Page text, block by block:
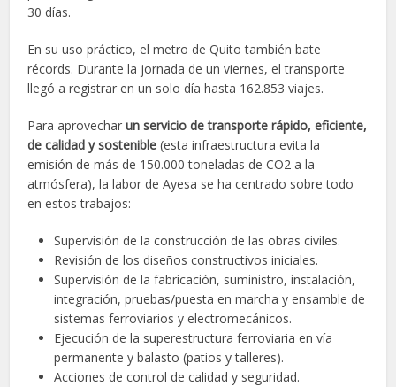
30 días.
En su uso práctico, el metro de Quito también bate
récords. Durante la jornada de un viernes, el transporte
llegó a registrar en un solo día hasta 162.853 viajes.
Para aprovecharun servicio de transporte rápido, eficiente,
de calidad y sostenible (esta infraestructura evita la
emisión de más de 150.000 toneladas de CO2 a la
atmósfera), la labor de Ayesa se ha centrado sobre todo
en estos trabajos:
Supervisión de la construcción de las obras civiles.
Revisión de los diseños constructivos iniciales.
Supervisión de la fabricación, suministro, instalación,
integración, pruebas/puesta en marcha y ensamble de
sistemas ferroviarios y electromecánicos.
Ejecución de la superestructura ferroviaria en vía
permanente y balasto (patios y talleres).
Acciones de control de calidad y seguridad.